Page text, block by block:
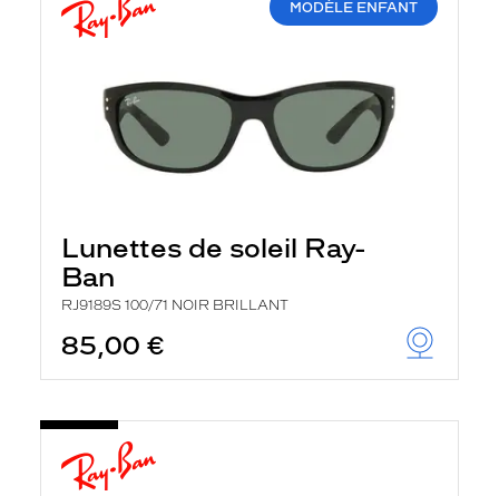
MODÈLE ENFANT
Lunettes de soleil Ray-
Ban
RJ9189S 100/71 NOIR BRILLANT
85,00 €